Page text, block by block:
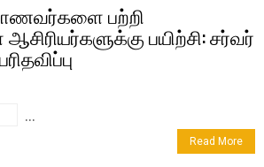
பற்றி
பயிற்சி: சர்வர்
...
Read More